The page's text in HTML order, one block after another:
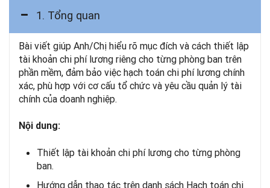
1. Tổng quan
Bài viết giúp Anh/Chị hiểu rõ mục đích và cách thiết lập
tài khoản chi phí lương riêng cho từng phòng ban trên
phần mềm, đảm bảo việc hạch toán chi phí lương chính
xác, phù hợp với cơ cấu tổ chức và yêu cầu quản lý tài
chính của doanh nghiệp.
Nội dung:
Thiết lập tài khoản chi phí lương cho từng phòng
ban.
Hướng dẫn thao tác trên danh sách Hạch toán chi